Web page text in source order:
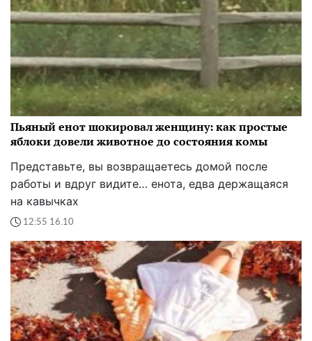
Пьяный енот шокировал женщину: как простые
яблоки довели животное до состояния комы
Представьте, вы возвращаетесь домой после
работы и вдруг видите… енота, едва держащаяся
на кавычках
12:55 16.10